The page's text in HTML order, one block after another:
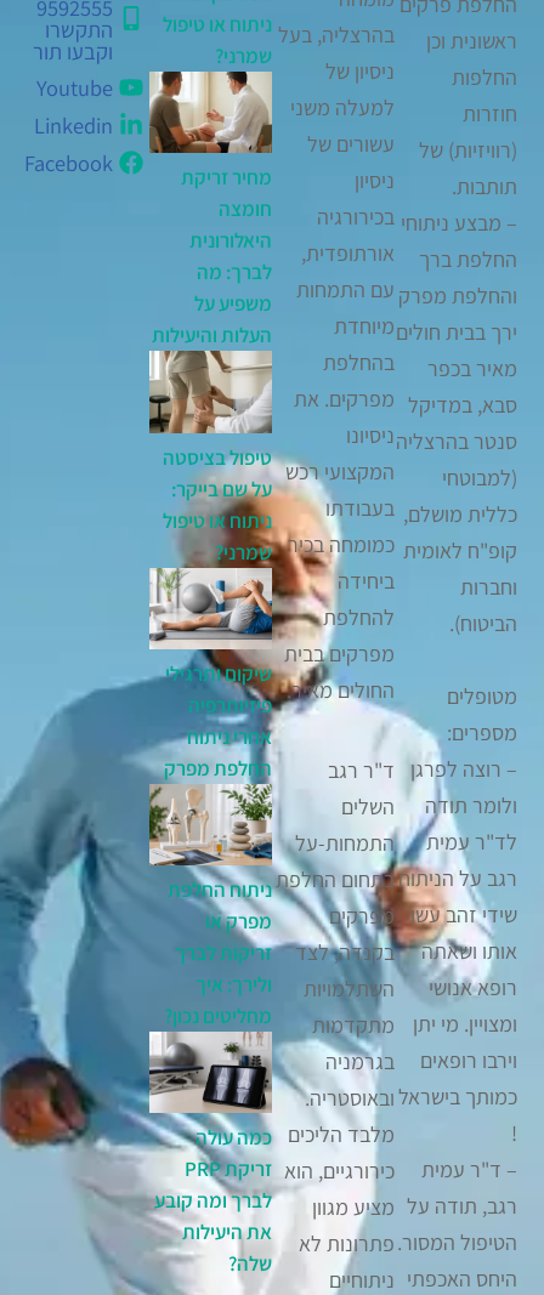
ראשונית וכן
החלפות
חוזרות
(רוויזיות) של
תותבות.
– מבצע ניתוחי
החלפת ברך
והחלפת מפרק
ירך בבית חולים
מאיר בכפר
סבא, במדיקל
סנטר בהרצליה
(למבוטחי
כללית מושלם,
קופ"ח לאומית
וחברות
הביטוח).
מטופלים
מספרים:
– רוצה לפרגן
ולומר תודה
לד"ר עמית
רגב על הניתוח
שידי זהב עשו
אותו ושאתה
רופא אנושי
ומצויין. מי יתן
וירבו רופאים
כמותך בישראל
!
– ד"ר עמית
רגב, תודה על
הטיפול המסור.
היחס האכפתי
בהרצליה, בעל
ניסיון של
למעלה משני
עשורים של
ניסיון
בכירורגיה
אורתופדית,
עם התמחות
מיוחדת
בהחלפת
מפרקים. את
ניסיונו
המקצועי רכש
בעבודתו
כמומחה בכיר
ביחידה
להחלפת
מפרקים בבית
החולים מאיר.
ד"ר רגב
השלים
התמחות-על
בתחום החלפת
מפרקים
בקנדה, לצד
השתלמויות
מתקדמות
בגרמניה
ובאוסטריה.
מלבד הליכים
כירורגיים, הוא
מציע מגוון
פתרונות לא
ניתוחיים
ניתוח או טיפול
שמרני?
מחיר זריקת
חומצה
היאלורונית
לברך: מה
משפיע על
העלות והיעילות
טיפול בציסטה
על שם בייקר:
ניתוח או טיפול
שמרני?
שיקום ותרגילי
פיזיותרפיה
אחרי ניתוח
החלפת מפרק
ניתוח החלפת
מפרק או
זריקות לברך
ולירך: איך
מחליטים נכון?
כמה עולה
זריקת PRP
לברך ומה קובע
את היעילות
שלה?
9592555
התקשרו
וקבעו תור
Youtube
Linkedin
Facebook